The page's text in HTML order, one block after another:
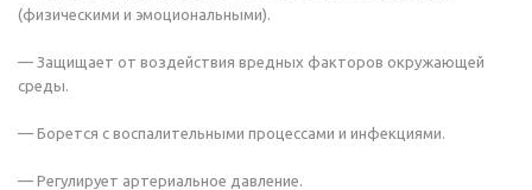
(физическими и эмоциональными).
— Защищает от воздействия вредных факторов окружающей
среды.
— Борется с воспалительными процессами и инфекциями.
— Регулирует артериальное давление.